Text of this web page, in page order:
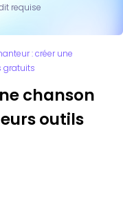
requise
: créer une
gratuits
chanson
outils